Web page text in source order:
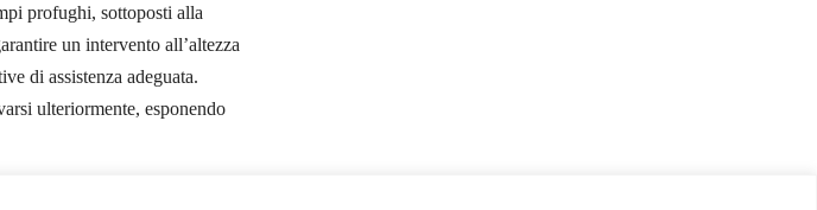
profughi, sottoposti alla
un intervento all’altezza
di assistenza adeguata.
ulteriormente, esponendo